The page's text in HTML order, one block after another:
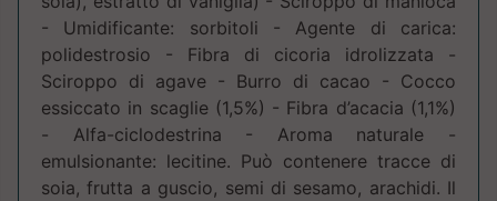
- Umidificante: sorbitoli - Agente di carica:
polidestrosio - Fibra di cicoria idrolizzata -
Sciroppo di agave - Burro di cacao - Cocco
essiccato in scaglie (1,5%) - Fibra d’acacia (1,1%)
- Alfa-ciclodestrina - Aroma naturale -
emulsionante: lecitine. Può contenere tracce di
soia, frutta a guscio, semi di sesamo, arachidi. Il